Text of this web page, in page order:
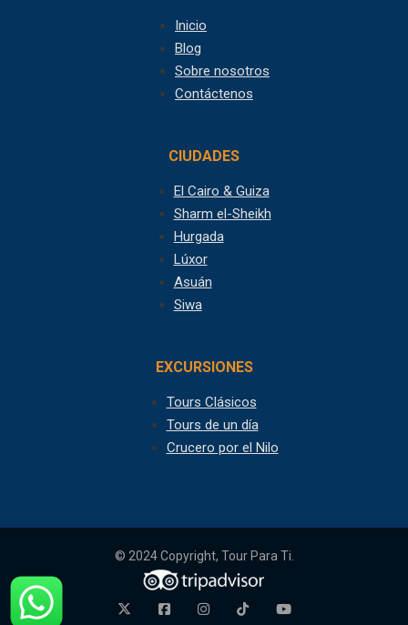
Inicio
Blog
Sobre nosotros
Contáctenos
CIUDADES
El Cairo & Guiza
Sharm el-Sheikh
Hurgada
Lúxor
Asuán
Siwa
EXCURSIONES
Tours Clásicos
Tours de un día
Crucero por el Nilo
© 2024 Copyright, Tour Para Ti.